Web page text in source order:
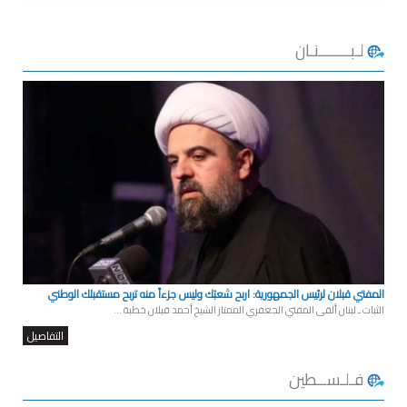
لـبـــــــنـان
المفتي قبلان لرئيس الجمهورية: اربح شعبَك وليس جزءاً منه تربح مستقبلك الوطني
الثبات ـ لبنان ألقى المفتي الجعفري الممتاز الشيخ أحمد قبلان خطبة ...
التفاصيل
فـلـســطين